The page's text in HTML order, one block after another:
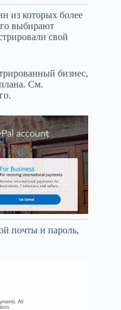
из которых более
выбирают
свой
бизнес,
См.
почты и пароль,